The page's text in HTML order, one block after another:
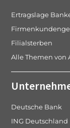
Ertragslage
Filialsterben
Alle Themen von
Deutsche Bank
ING Deutschland